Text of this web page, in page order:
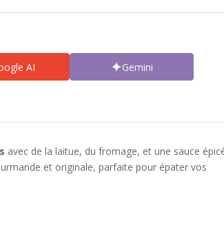
AI Gemini
avec de la laitue, du fromage, et une sauce
et originale, parfaite pour épater vos